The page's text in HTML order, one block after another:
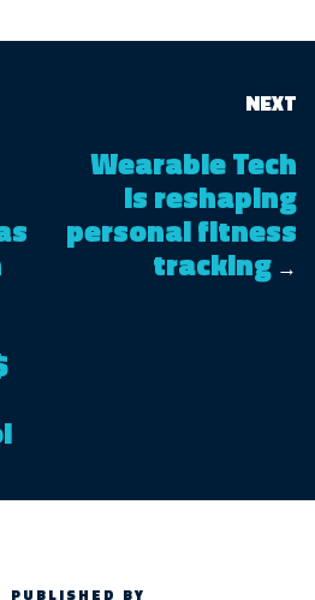
NEXT
Wearable Tech
is reshaping
personal fitness
tracking →
PUBLISHED BY